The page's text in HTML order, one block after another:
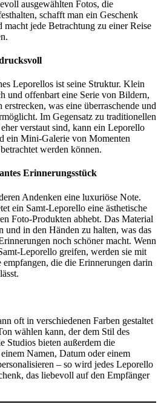
ausgewählten Fotos, die
schafft man ein Geschenk
jede Betrachtung zu einer Reise
Leporellos ist seine Struktur. Klein
und offenbart eine Serie von Bildern,
was eine überraschende und
Im Gegensatz zu traditionellen
verstaut sind, kann ein Leporello
ein Mini-Galerie von Momenten
werden können.
Erinnerungsstück
Andenken eine luxuriöse Note.
ein Samt-Leporello eine ästhetische
Foto-Produkten abhebt. Das Material
und in den Händen zu halten, was das
noch schöner macht. Wenn
Leporello greifen, werden sie mit
die die Erinnerungen darin
oft in verschiedenen Farben gestaltet
wählen kann, der dem Stil des
Studios bieten außerdem die
Namen, Datum oder einem
– so wird jedes Leporello
das liebevoll auf den Empfänger